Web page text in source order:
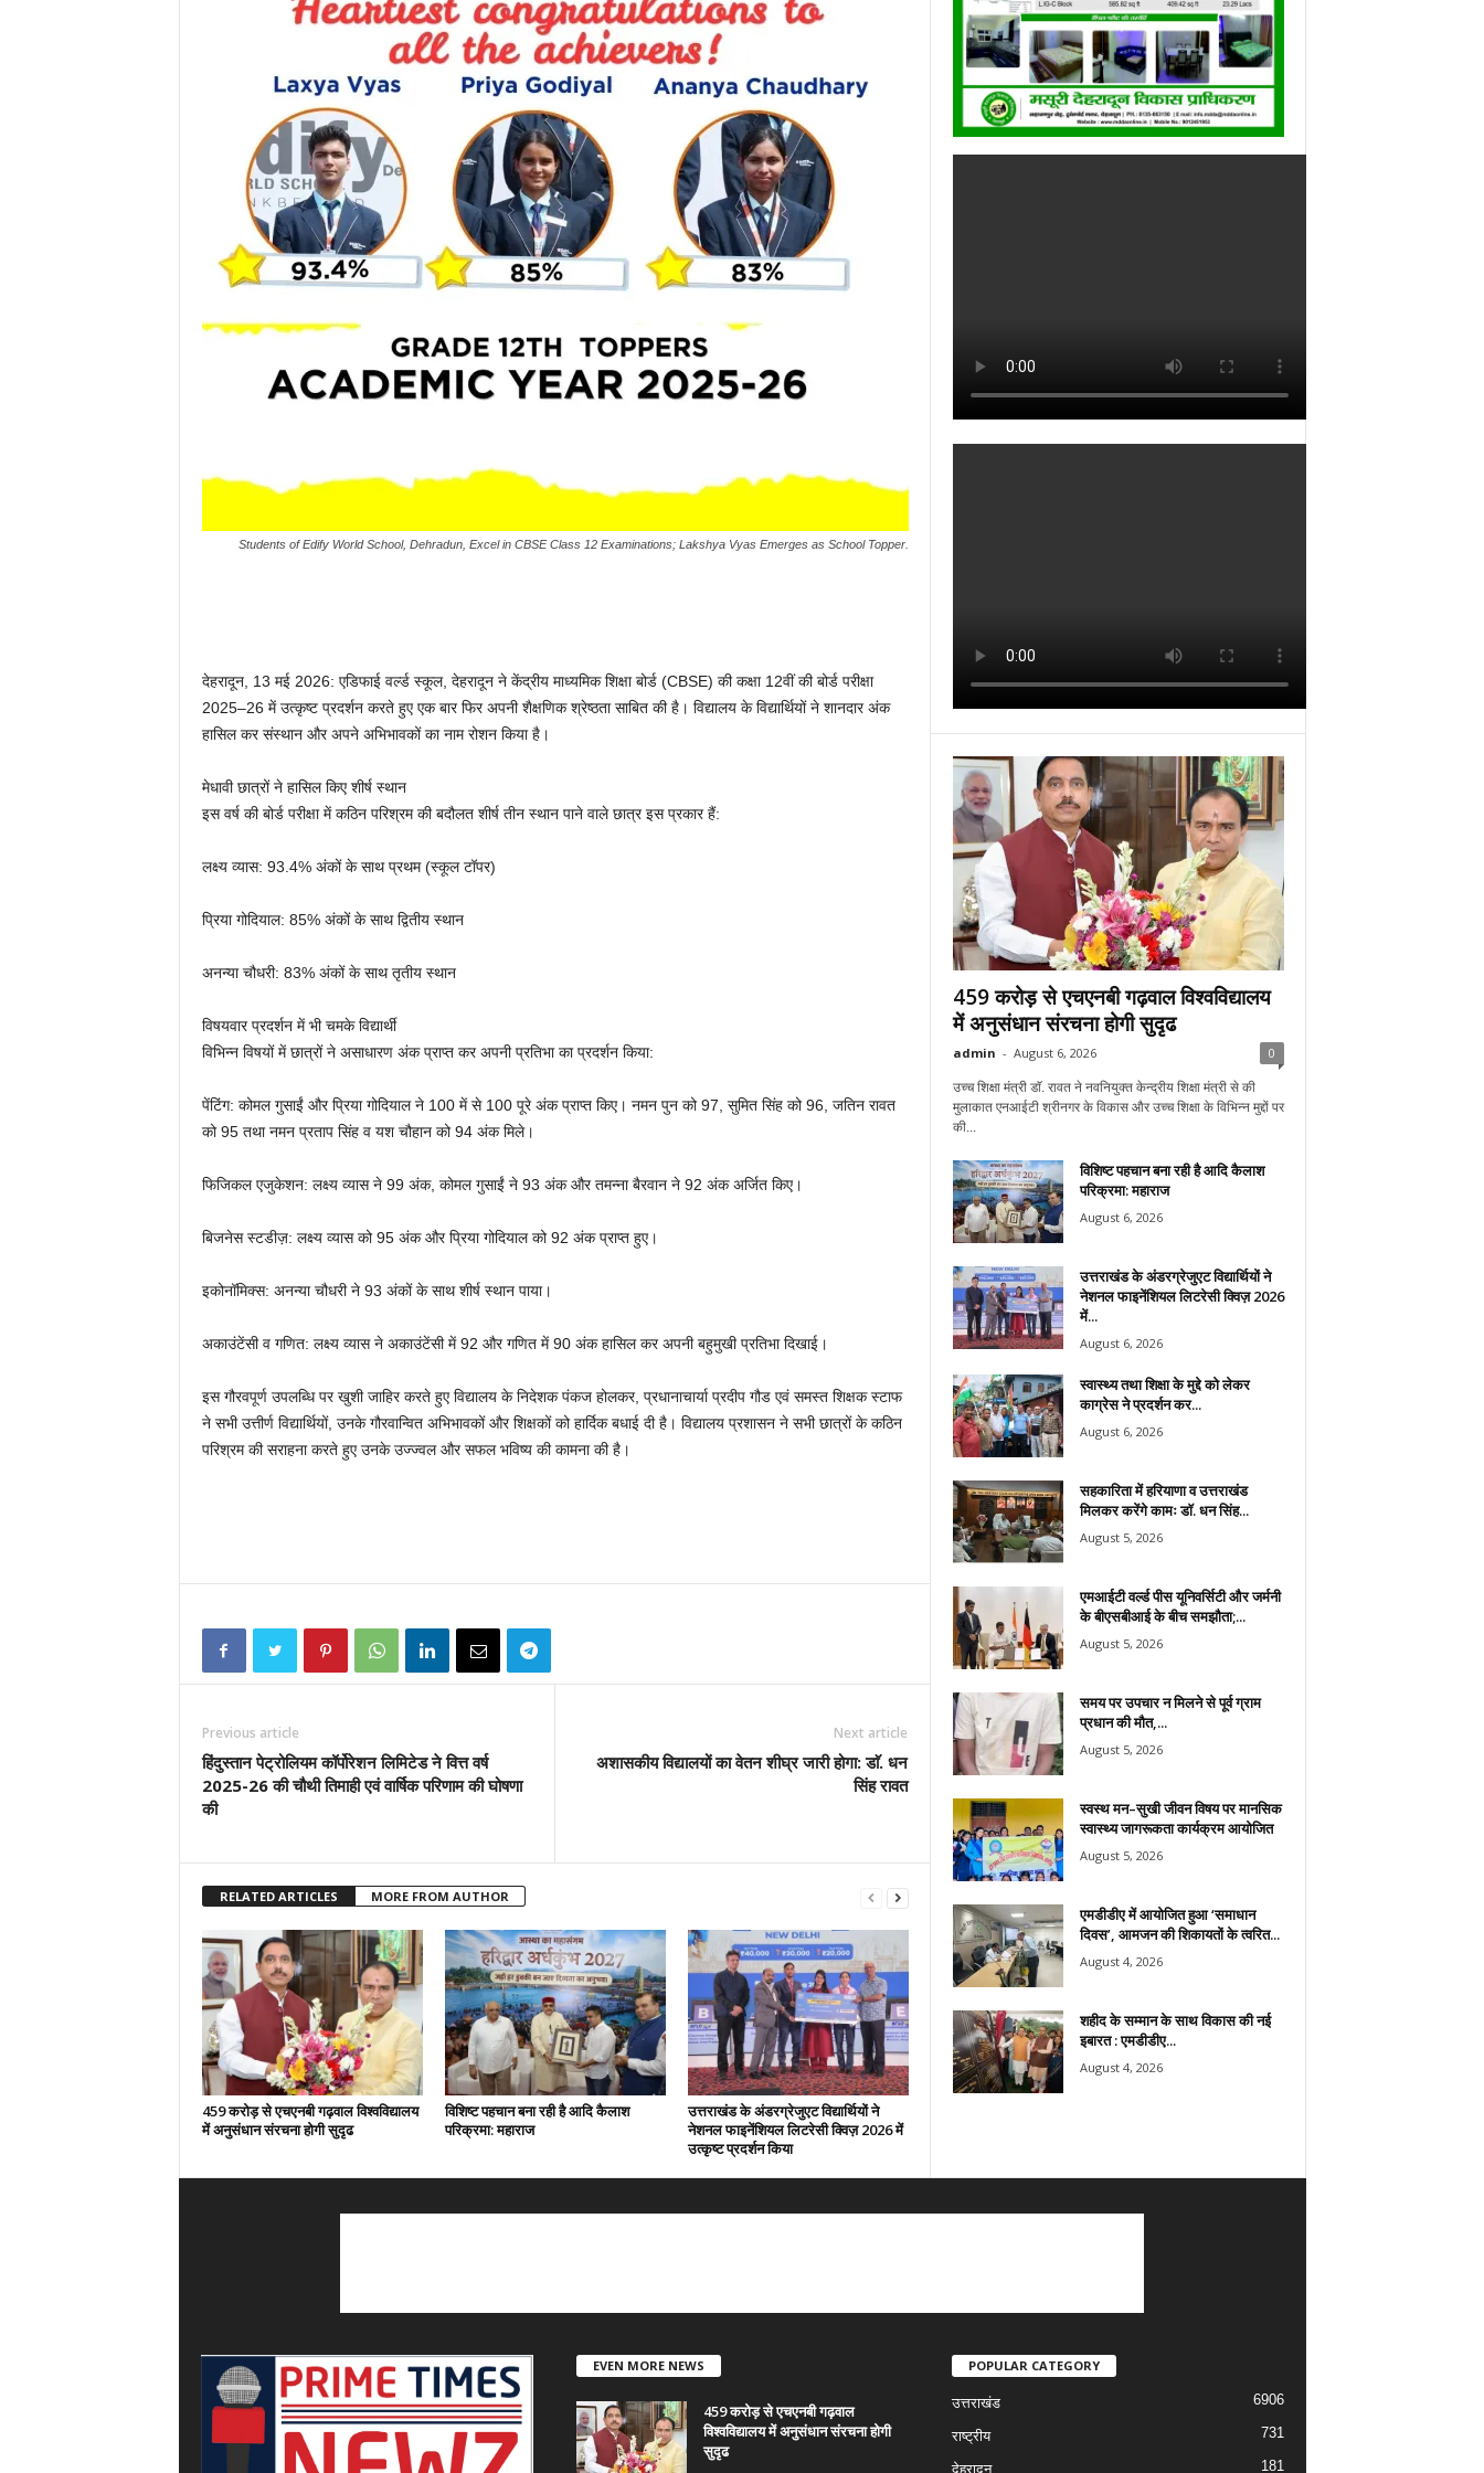
Students of Edify World School, Dehradun, Excel in CBSE Class 12 Examinations; Lakshya Vyas Emerges as School Topper.
देहरादून, 13 मई 2026: एडिफाई वर्ल्ड स्कूल, देहरादून ने केंद्रीय माध्यमिक शिक्षा बोर्ड (CBSE) की कक्षा 12वीं की बोर्ड परीक्षा
2025–26 में उत्कृष्ट प्रदर्शन करते हुए एक बार फिर अपनी शैक्षणिक श्रेष्ठता साबित की है। विद्यालय के विद्यार्थियों ने शानदार अंक
हासिल कर संस्थान और अपने अभिभावकों का नाम रोशन किया है।
मेधावी छात्रों ने हासिल किए शीर्ष स्थान
इस वर्ष की बोर्ड परीक्षा में कठिन परिश्रम की बदौलत शीर्ष तीन स्थान पाने वाले छात्र इस प्रकार हैं:
लक्ष्य व्यास: 93.4% अंकों के साथ प्रथम (स्कूल टॉपर)
प्रिया गोदियाल: 85% अंकों के साथ द्वितीय स्थान
अनन्या चौधरी: 83% अंकों के साथ तृतीय स्थान
विषयवार प्रदर्शन में भी चमके विद्यार्थी
विभिन्न विषयों में छात्रों ने असाधारण अंक प्राप्त कर अपनी प्रतिभा का प्रदर्शन किया:
पेंटिंग: कोमल गुसाईं और प्रिया गोदियाल ने 100 में से 100 पूरे अंक प्राप्त किए। नमन पुन को 97, सुमित सिंह को 96, जतिन रावत
को 95 तथा नमन प्रताप सिंह व यश चौहान को 94 अंक मिले।
फिजिकल एजुकेशन: लक्ष्य व्यास ने 99 अंक, कोमल गुसाईं ने 93 अंक और तमन्ना बैरवान ने 92 अंक अर्जित किए।
बिजनेस स्टडीज़: लक्ष्य व्यास को 95 अंक और प्रिया गोदियाल को 92 अंक प्राप्त हुए।
इकोनॉमिक्स: अनन्या चौधरी ने 93 अंकों के साथ शीर्ष स्थान पाया।
अकाउंटेंसी व गणित: लक्ष्य व्यास ने अकाउंटेंसी में 92 और गणित में 90 अंक हासिल कर अपनी बहुमुखी प्रतिभा दिखाई।
इस गौरवपूर्ण उपलब्धि पर खुशी जाहिर करते हुए विद्यालय के निदेशक पंकज होलकर, प्रधानाचार्या प्रदीप गौड एवं समस्त शिक्षक स्टाफ
ने सभी उत्तीर्ण विद्यार्थियों, उनके गौरवान्वित अभिभावकों और शिक्षकों को हार्दिक बधाई दी है। विद्यालय प्रशासन ने सभी छात्रों के कठिन
परिश्रम की सराहना करते हुए उनके उज्ज्वल और सफल भविष्य की कामना की है।
Previous article
हिंदुस्तान पेट्रोलियम कॉर्पोरेशन लिमिटेड ने वित्त वर्ष
2025-26 की चौथी तिमाही एवं वार्षिक परिणाम की घोषणा
की
Next article
अशासकीय विद्यालयों का वेतन शीघ्र जारी होगा: डाॅ. धन
सिंह रावत
RELATED ARTICLES MORE FROM AUTHOR
459 करोड़ से एचएनबी गढ़वाल विश्वविद्यालय
में अनुसंधान संरचना होगी सुदृढ
विशिष्ट पहचान बना रही है आदि कैलाश
परिक्रमा: महाराज
उत्तराखंड के अंडरग्रेजुएट विद्यार्थियों ने
नेशनल फाइनेंशियल लिटरेसी क्विज़ 2026 में
उत्कृष्ट प्रदर्शन किया
459 करोड़ से एचएनबी गढ़वाल विश्वविद्यालय
में अनुसंधान संरचना होगी सुदृढ
admin - August 6, 2026 0
उच्च शिक्षा मंत्री डाॅ. रावत ने नवनियुक्त केन्द्रीय शिक्षा मंत्री से की
मुलाकात एनआईटी श्रीनगर के विकास और उच्च शिक्षा के विभिन्न मुद्दों पर
की...
विशिष्ट पहचान बना रही है आदि कैलाश
परिक्रमा: महाराज
August 6, 2026
उत्तराखंड के अंडरग्रेजुएट विद्यार्थियों ने
नेशनल फाइनेंशियल लिटरेसी क्विज़ 2026
में...
August 6, 2026
स्वास्थ्य तथा शिक्षा के मुद्दे को लेकर
काग्रेस ने प्रदर्शन कर...
August 6, 2026
सहकारिता में हरियाणा व उत्तराखंड
मिलकर करेंगे कामः डाॅ. धन सिंह...
August 5, 2026
एमआईटी वर्ल्ड पीस यूनिवर्सिटी और जर्मनी
के बीएसबीआई के बीच समझौता;...
August 5, 2026
समय पर उपचार न मिलने से पूर्व ग्राम
प्रधान की मौत,...
August 5, 2026
स्वस्थ मन–सुखी जीवन विषय पर मानसिक
स्वास्थ्य जागरूकता कार्यक्रम आयोजित
August 5, 2026
एमडीडीए में आयोजित हुआ ‘समाधान
दिवस’, आमजन की शिकायतों के त्वरित...
August 4, 2026
शहीद के सम्मान के साथ विकास की नई
इबारत : एमडीडीए...
August 4, 2026
EVEN MORE NEWS
459 करोड़ से एचएनबी गढ़वाल
विश्वविद्यालय में अनुसंधान संरचना होगी
सुदृढ
POPULAR CATEGORY
उत्तराखंड 6906
राष्ट्रीय 731
देहरादून 181